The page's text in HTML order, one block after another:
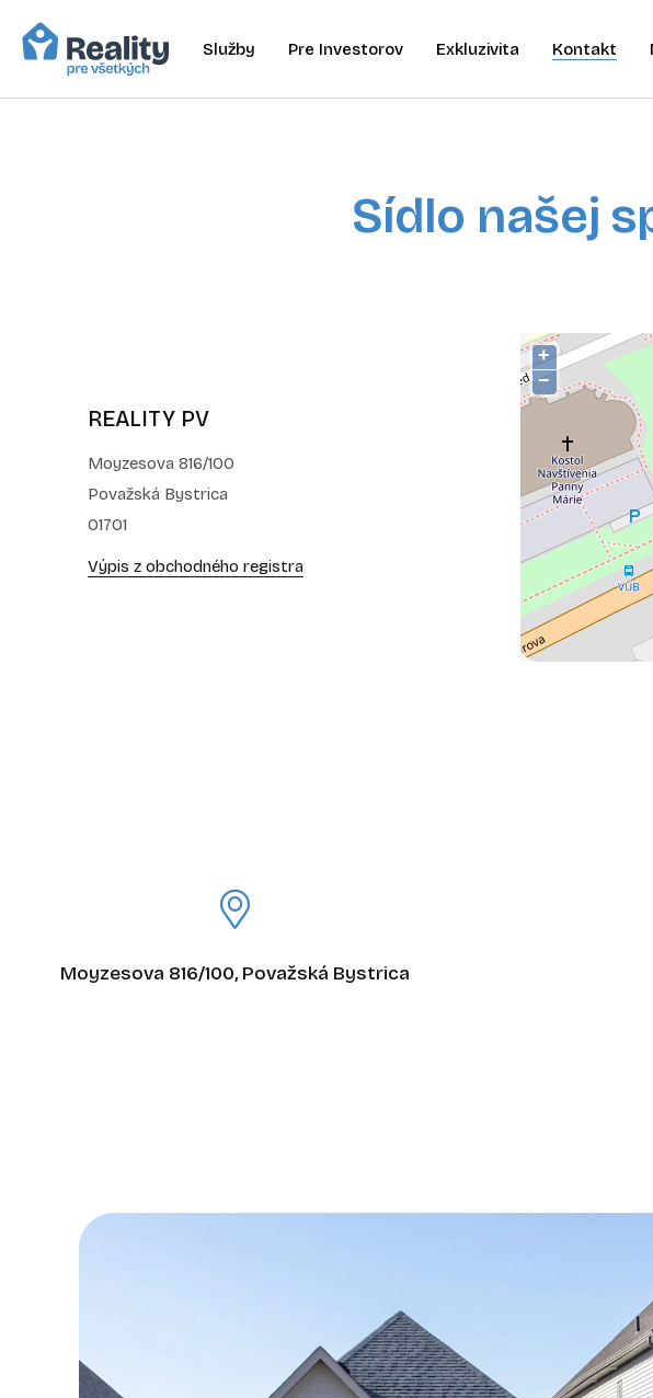
Služby Pre Investorov Exkluzivita Kontakt
Sídlo našej
REALITY PV
Moyzesova 816/100
Považská Bystrica
01701
Výpis z obchodného registra
+
−
Moyzesova 816/100, Považská Bystrica